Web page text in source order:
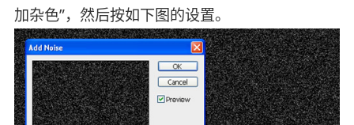
加杂色”，然后按如下图的设置。